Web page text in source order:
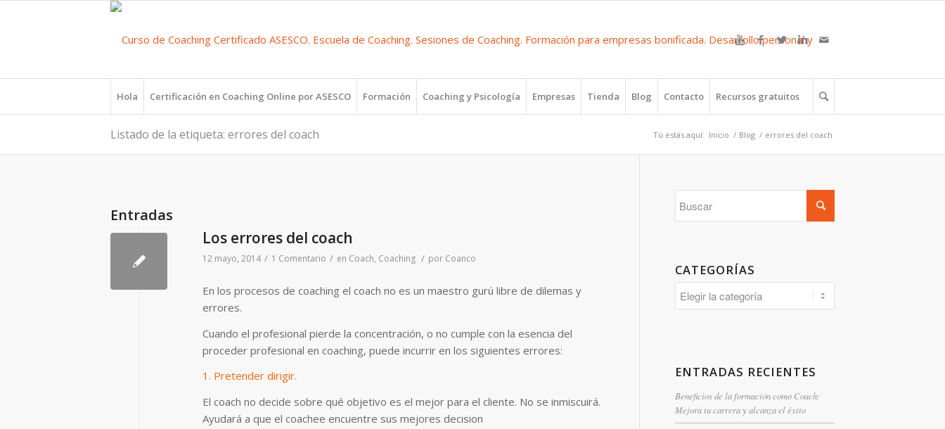
Hola Certificación en Coaching Online por ASESCO Formación Coaching y Psicología Empresas Tienda Blog Contacto Recursos gratuitos
Listado de la etiqueta: errores del coach Tú estás aquí: Inicio / Blog / errores del coach
Entradas
Los errores del coach
12 mayo, 2014 / 1 Comentario / en Coach, Coaching / por Coanco
En los procesos de coaching el coach no es un maestro gurú libre de dilemas y
errores.
Cuando el profesional pierde la concentración, o no cumple con la esencia del
proceder profesional en coaching, puede incurrir en los siguientes errores:
1. Pretender dirigir.
El coach no decide sobre qué objetivo es el mejor para el cliente. No se inmiscuirá.
Ayudará a que el coachee encuentre sus mejores decision
CATEGORÍAS
ENTRADAS RECIENTES
Beneficios de la formación como Coach:
Mejora tu carrera y alcanza el éxito